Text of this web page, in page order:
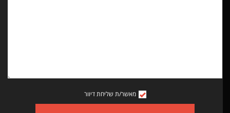
מאשר/ת שליחת דיוור